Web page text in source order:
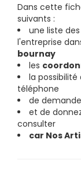
Dans cette
suivants :
une liste
l'entreprise
bournay
les
la
téléphone
de
et de
consulter
car Nos